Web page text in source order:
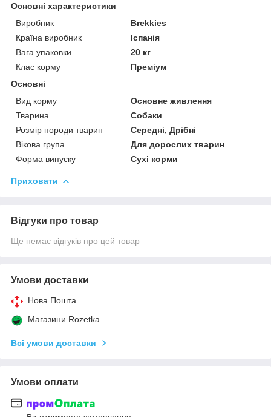
Основні характеристики
Виробник
Brekkies
Країна виробник
Іспанія
Вага упаковки
20 кг
Клас корму
Преміум
Основні
Вид корму
Основне живлення
Тварина
Собаки
Розмір породи тварин
Середні, Дрібні
Вікова група
Для дорослих тварин
Форма випуску
Сухі корми
Приховати
Відгуки про товар
Ще немає відгуків про цей товар
Умови доставки
Нова Пошта
Магазини Rozetka
Всі умови доставки
Умови оплати